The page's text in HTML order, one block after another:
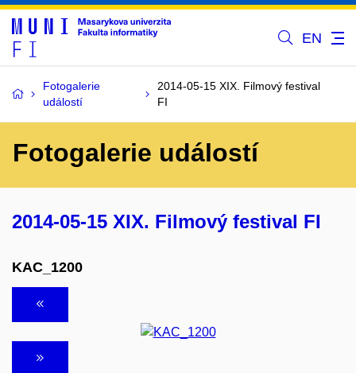
EN
Fotogalerie
událostí
2014-05-15 XIX. Filmový festival
FI
Fotogalerie událostí
2014-05-15 XIX. Filmový festival FI
KAC_1200